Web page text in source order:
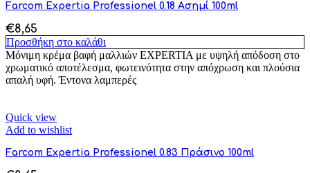
Farcom Expertia Professionel 0.18 Ασημί 100ml
€8,65
Προσθήκη στο καλάθι
Μόνιμη κρέμα βαφή μαλλιών EXPERTIA με υψηλή απόδοση στο
χρωματικό αποτέλεσμα, φωτεινότητα στην απόχρωση και πλούσια
απαλή υφή. Έντονα λαμπερές
Quick view
Add to wishlist
Farcom Expertia Professionel 0.83 Πράσινο 100ml